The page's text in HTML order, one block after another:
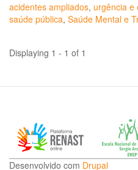
acidentes ampliados, urgência e
saúde pública, Saúde Mental e
Displaying 1 - 1 of 1
Desenvolvido com Drupal